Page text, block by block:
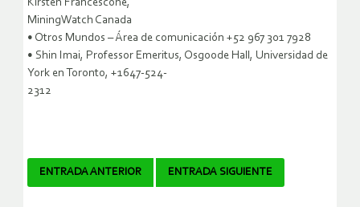
Kirsten Francescone,
MiningWatch Canada
• Otros Mundos – Área de comunicación +52 967 301 7928
• Shin Imai, Professor Emeritus, Osgoode Hall, Universidad de
York en Toronto, +1647-524-
2312
Navegador
ENTRADA ANTERIOR ENTRADA SIGUIENTE